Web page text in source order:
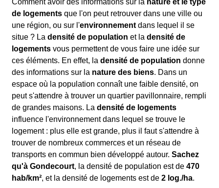
Comment avoir des informations sur la nature et le type
de logements que l'on peut retrouver dans une ville ou
une région, ou sur l'environnement dans lequel il se
situe ? La densité de population et la densité de
logements vous permettent de vous faire une idée sur
ces éléments. En effet, la densité de population donne
des informations sur la nature des biens. Dans un
espace où la population connaît une faible densité, on
peut s'attendre à trouver un quartier pavillonnaire, rempli
de grandes maisons. La densité de logements
influence l'environnement dans lequel se trouve le
logement : plus elle est grande, plus il faut s'attendre à
trouver de nombreux commerces et un réseau de
transports en commun bien développé autour. Sachez
qu'à Gondecourt, la densité de population est de 470
hab/km², et la densité de logements est de 2 log./ha.